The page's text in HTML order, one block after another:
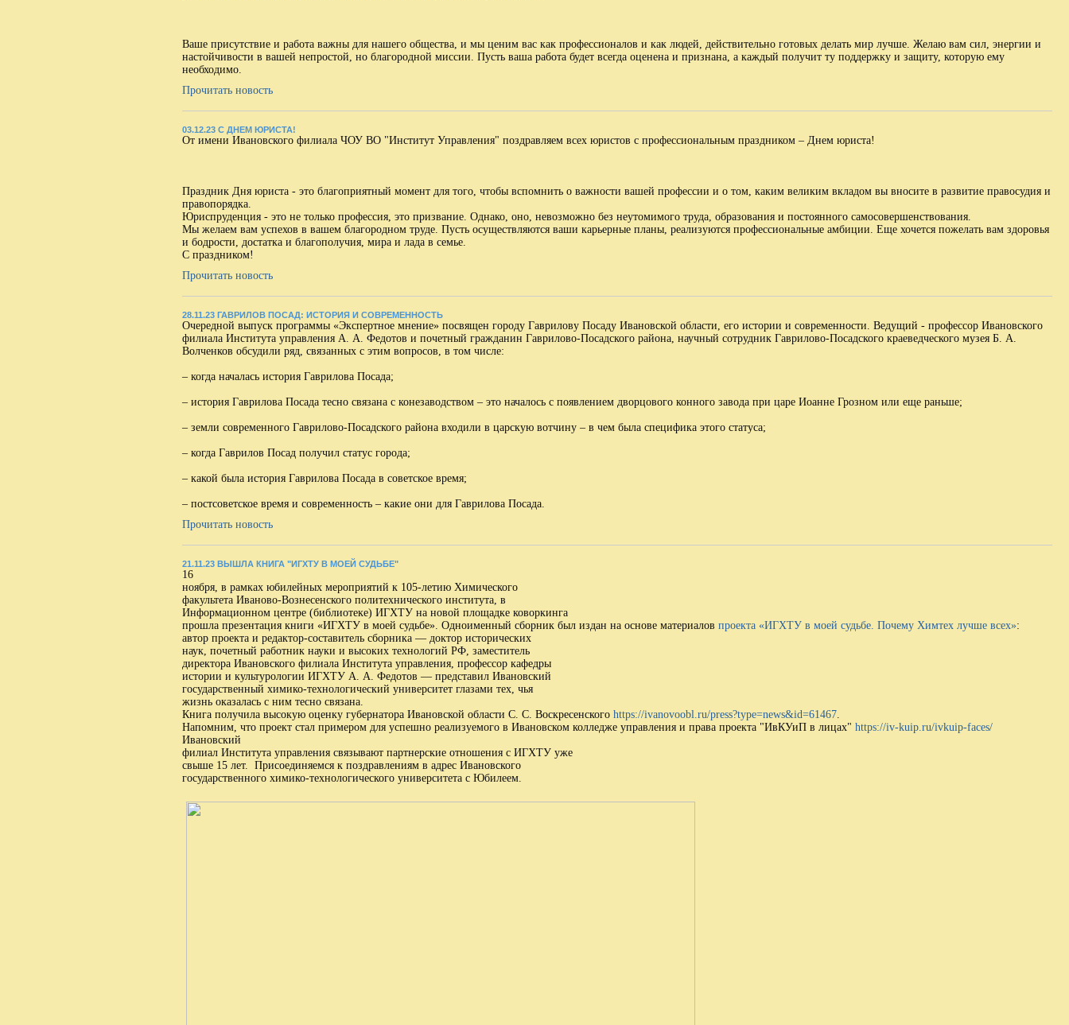
Ваше присутствие и работа важны для нашего общества, и мы ценим вас как профессионалов и как людей, действительно готовых делать мир лучше. Желаю вам сил, энергии и
настойчивости в вашей непростой, но благородной миссии. Пусть ваша работа будет всегда оценена и признана, а каждый получит ту поддержку и защиту, которую ему
необходимо.
Прочитать новость
03.12.23 С ДНЕМ ЮРИСТА!
От имени Ивановского филиала ЧОУ ВО "Институт Управления" поздравляем всех юристов с профессиональным праздником – Днем юриста!
Праздник Дня юриста - это благоприятный момент для того, чтобы вспомнить о важности вашей профессии и о том, каким великим вкладом вы вносите в развитие правосудия и
правопорядка.
Юриспруденция - это не только профессия, это призвание. Однако, оно, невозможно без неутомимого труда, образования и постоянного самосовершенствования.
Мы желаем вам успехов в вашем благородном труде. Пусть осуществляются ваши карьерные планы, реализуются профессиональные амбиции. Еще хочется пожелать вам здоровья
и бодрости, достатка и благополучия, мира и лада в семье.
С праздником!
Прочитать новость
28.11.23 ГАВРИЛОВ ПОСАД: ИСТОРИЯ И СОВРЕМЕННОСТЬ
Очередной выпуск программы «Экспертное мнение» посвящен городу Гаврилову Посаду Ивановской области, его истории и современности. Ведущий - профессор Ивановского
филиала Института управления А. А. Федотов и почетный гражданин Гаврилово-Посадского района, научный сотрудник Гаврилово-Посадского краеведческого музея Б. А.
Волченков обсудили ряд, связанных с этим вопросов, в том числе:
– когда началась история Гаврилова Посада;
– история Гаврилова Посада тесно связана с конезаводством – это началось с появлением дворцового конного завода при царе Иоанне Грозном или еще раньше;
– земли современного Гаврилово-Посадского района входили в царскую вотчину – в чем была специфика этого статуса;
– когда Гаврилов Посад получил статус города;
– какой была история Гаврилова Посада в советское время;
– постсоветское время и современность – какие они для Гаврилова Посада.
Прочитать новость
21.11.23 ВЫШЛА КНИГА "ИГХТУ В МОЕЙ СУДЬБЕ"
16
ноября, в рамках юбилейных мероприятий к 105-летию Химического
факультета Иваново-Вознесенского политехнического института, в
Информационном центре (библиотеке) ИГХТУ на новой площадке коворкинга
прошла презентация книги «ИГХТУ в моей судьбе». Одноименный сборник был издан на основе материалов проекта «ИГХТУ в моей судьбе. Почему Химтех лучше всех»:
автор проекта и редактор-составитель сборника — доктор исторических
наук, почетный работник науки и высоких технологий РФ, заместитель
директора Ивановского филиала Института управления, профессор кафедры
истории и культурологии ИГХТУ А. А. Федотов — представил Ивановский
государственный химико-технологический университет глазами тех, чья
жизнь оказалась с ним тесно связана.
Книга получила высокую оценку губернатора Ивановской области С. С. Воскресенского https://ivanovoobl.ru/press?type=news&id=61467.
Напомним, что проект стал примером для успешно реализуемого в Ивановском колледже управления и права проекта "ИвКУиП в лицах" https://iv-kuip.ru/ivkuip-faces/
Ивановский
филиал Института управления связывают партнерские отношения с ИГХТУ уже
свыше 15 лет. Присоединяемся к поздравлениям в адрес Ивановского
государственного химико-технологического университета с Юбилеем.